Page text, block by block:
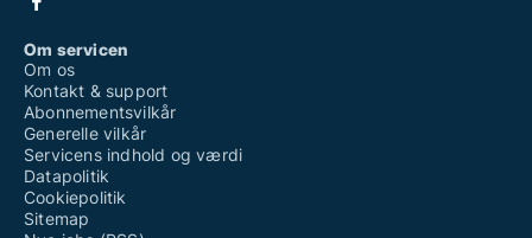
Om servicen
Om os
Kontakt & support
Abonnementsvilkår
Generelle vilkår
Servicens indhold og værdi
Datapolitik
Cookiepolitik
Sitemap